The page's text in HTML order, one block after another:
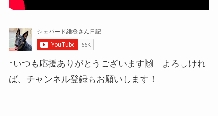
↑いつも応援ありがとうございます🙌 よろしけれ
ば、チャンネル登録もお願いします！